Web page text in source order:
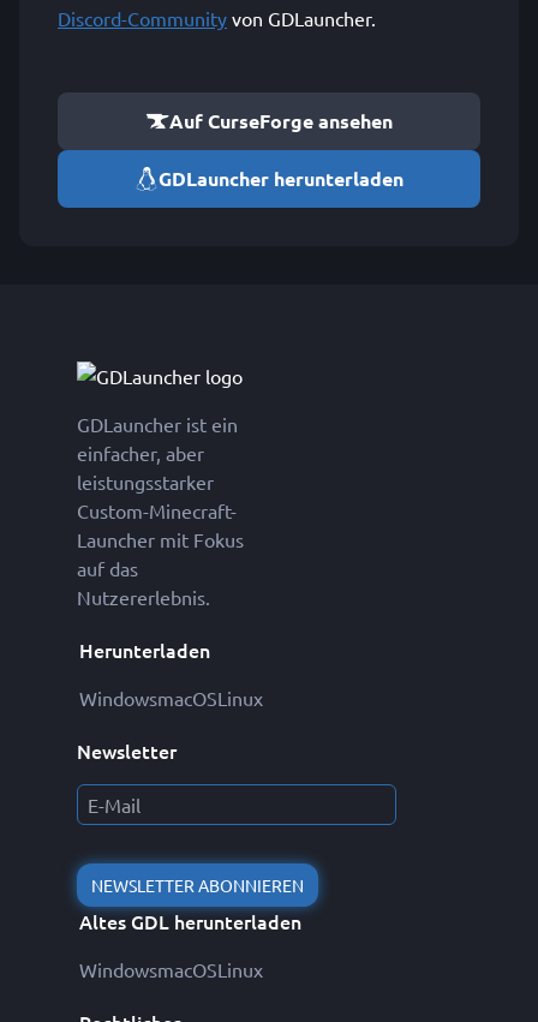
Discord-Community von GDLauncher.
Auf CurseForge ansehen
GDLauncher herunterladen
GDLauncher ist ein
einfacher, aber
leistungsstarker
Custom-Minecraft-
Launcher mit Fokus
auf das
Nutzererlebnis.
Herunterladen
WindowsmacOSLinux
Newsletter
NEWSLETTER ABONNIEREN
Altes GDL herunterladen
WindowsmacOSLinux